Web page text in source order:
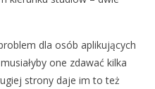
dla osób aplikujących
one zdawać kilka
strony daje im to też